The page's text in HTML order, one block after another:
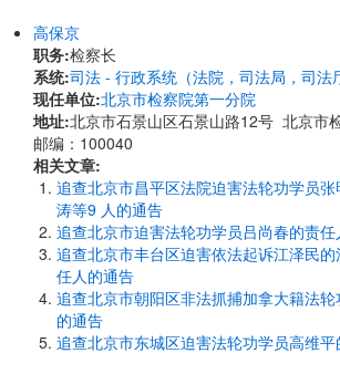
高保京
职务:检察长
系统:司法 - 行政系统（法院，司法局，司法
现任单位:北京市检察院第一分院
地址:北京市石景山区石景山路12号 北京市
邮编：100040
相关文章:
追查北京市昌平区法院迫害法轮功学员
涛等9 人的通告
追查北京市迫害法轮功学员吕尚春的责
追查北京市丰台区迫害依法起诉江泽民
任人的通告
追查北京市朝阳区非法抓捕加拿大籍法
的通告
追查北京市东城区迫害法轮功学员高维